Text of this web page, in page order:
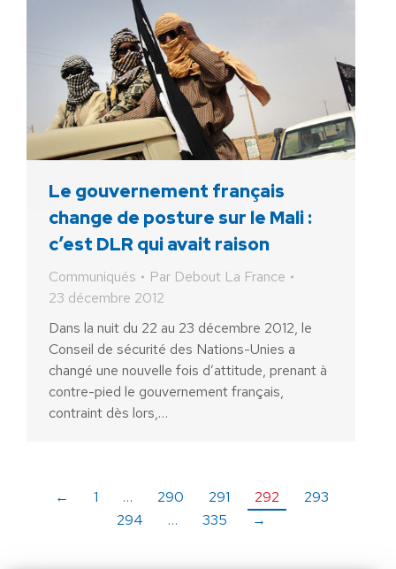
Le gouvernement français
change de posture sur le Mali :
c’est DLR qui avait raison
Communiqués Par Debout La France
23 décembre 2012
Dans la nuit du 22 au 23 décembre 2012, le
Conseil de sécurité des Nations-Unies a
changé une nouvelle fois d’attitude, prenant à
contre-pied le gouvernement français,
contraint dès lors,…
← 1 … 290 291 292
293
294
… 335 →